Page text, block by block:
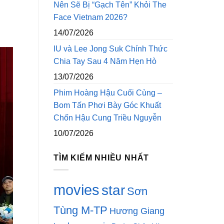
Nên Sẽ Bị “Gạch Tên” Khỏi The
Face Vietnam 2026?
14/07/2026
IU và Lee Jong Suk Chính Thức
Chia Tay Sau 4 Năm Hẹn Hò
13/07/2026
Phim Hoàng Hậu Cuối Cùng –
Bom Tấn Phơi Bày Góc Khuất
Chốn Hậu Cung Triều Nguyễn
10/07/2026
TÌM KIẾM NHIỀU NHẤT
moviesstar Sơn
Tùng M-TP Hương Giang